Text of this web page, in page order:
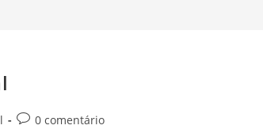
0 comentário